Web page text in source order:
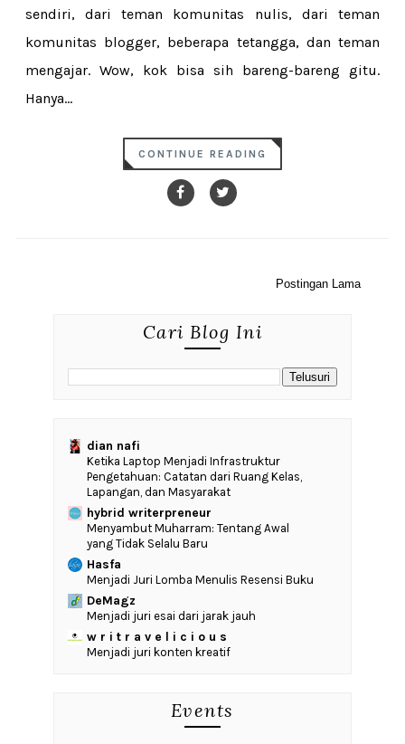
sendiri, dari teman komunitas nulis, dari teman
komunitas blogger, beberapa tetangga, dan teman
mengajar. Wow, kok bisa sih bareng-bareng gitu.
Hanya...
CONTINUE READING
Postingan Lama
Cari Blog Ini
dian nafi
Ketika Laptop Menjadi Infrastruktur
Pengetahuan: Catatan dari Ruang Kelas,
Lapangan, dan Masyarakat
hybrid writerpreneur
Menyambut Muharram: Tentang Awal
yang Tidak Selalu Baru
Hasfa
Menjadi Juri Lomba Menulis Resensi Buku
DeMagz
Menjadi juri esai dari jarak jauh
w r i t r a v e l i c i o u s
Menjadi juri konten kreatif
Events